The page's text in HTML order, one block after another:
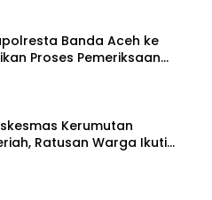
Banda Aceh ke
Proses Pemeriksaan
Transparan
Kerumutan
Ratusan Warga Ikuti
Cek Kesehatan Gratis